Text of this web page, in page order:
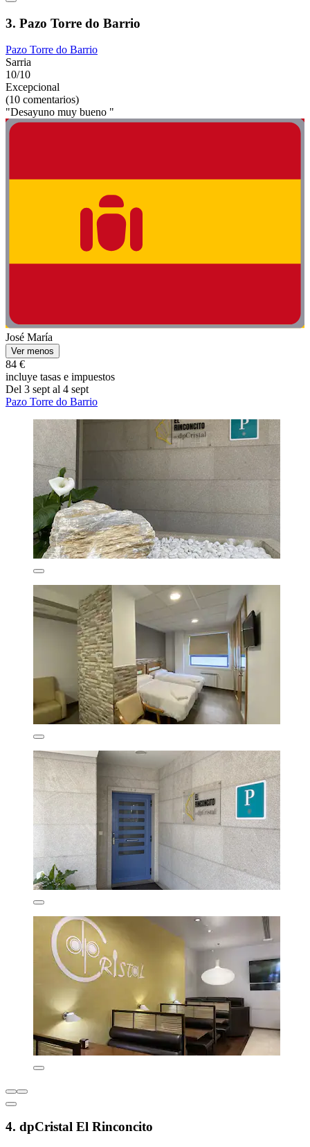
3. Pazo Torre do Barrio
Pazo Torre do Barrio
Sarria
10/10
Excepcional
(10 comentarios)
"Desayuno muy bueno "
José María
Ver menos
84 €
incluye tasas e impuestos
Del 3 sept al 4 sept
Pazo Torre do Barrio
4. dpCristal El Rinconcito